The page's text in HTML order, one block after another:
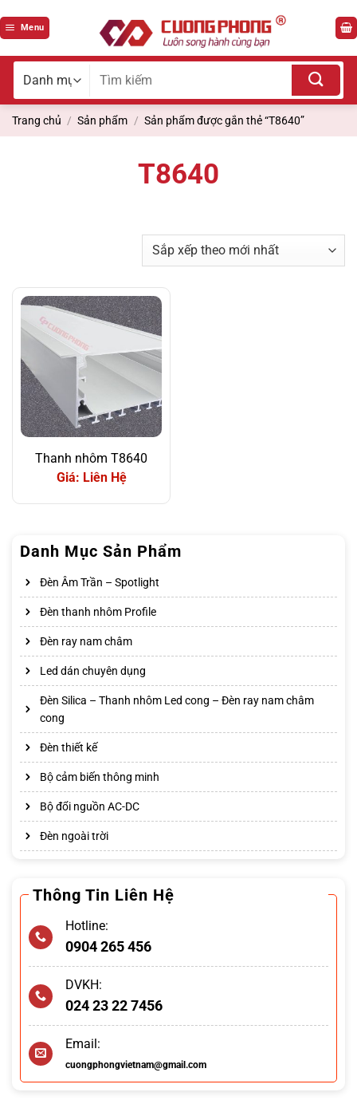
qua
Menu
Tìm
Trang chủ / Sản phẩm / Sản phẩm được gắn thẻ “T8640”
Danh Mục Sản Phẩm
Đèn Âm Trần – Spotlight
Đèn thanh nhôm Profile
Đèn ray nam châm
Led dán chuyên dụng
Đèn Silica – Thanh nhôm Led cong – Đèn ray nam châm
cong
Đèn thiết kế
Bộ cảm biến thông minh
Bộ đổi nguồn AC-DC
Đèn ngoài trời
Thông Tin Liên Hệ
Hotline:
0904 265 456
DVKH:
024 23 22 7456
Email:
cuongphongvietnam@gmail.com
T8640
Thanh nhôm T8640
Giá: Liên Hệ